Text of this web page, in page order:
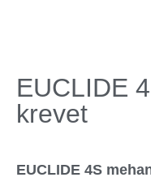
EUCLIDE
krevet
EUCLIDE 4S